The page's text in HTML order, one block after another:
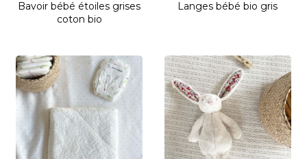
Bavoir bébé étoiles grises
coton bio
Langes bébé bio gris